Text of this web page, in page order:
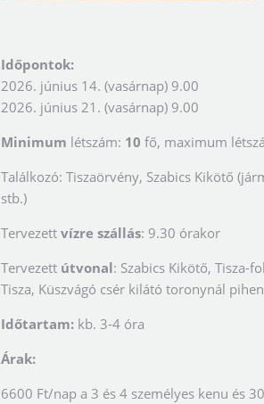
Időpontok:
2026. június 14. (vasárnap) 9.00
2026. június 21. (vasárnap) 9.00
Minimum létszám: 10 fő, maximum
Találkozó: Tiszaörvény, Szabics Kikötő
stb.)
Tervezett vízre szállás: 9.30 órakor
Tervezett útvonal: Szabics Kikötő, Tisza-
Tisza, Küszvágó csér kilátó toronynál
Időtartam: kb. 3-4 óra
Árak:
6600 Ft/nap a 3 és 4 személyes kenu és